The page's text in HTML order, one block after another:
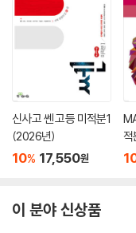
신사고 쎈 고등 미적분1
(2026년)
10% 17,550원
이 분야 신상품